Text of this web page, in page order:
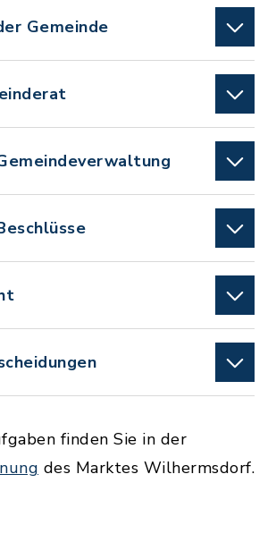
Gemeinde
finden Sie in der
des Marktes Wilhermsdorf.